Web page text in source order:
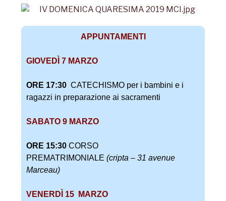
APPUNTAMENTI
GIOVEDÌ 7 MARZO
ORE 17:30 CATECHISMO per i bambini e i
ragazzi in preparazione ai sacramenti
SABATO 9 MARZO
ORE 15:30 CORSO
PREMATRIMONIALE (cripta – 31 avenue
Marceau)
VENERDÌ 15 MARZO